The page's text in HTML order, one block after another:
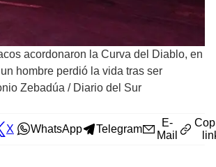
acordonaron la Curva del Diablo, en
hombre perdió la vida tras ser
Zebadúa / Diario del Sur
X WhatsApp Telegram
E-
Mail